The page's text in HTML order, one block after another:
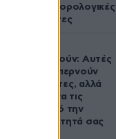
ΑΑΔΕ για φορολογικές
εκκρεμότητες
προειδοποιούν: Αυτές
οι τροφές, περνούν
απαρατήρητες, αλλά
καλό είναι να τις
βγάλετε από την
καθημερινότητά σας